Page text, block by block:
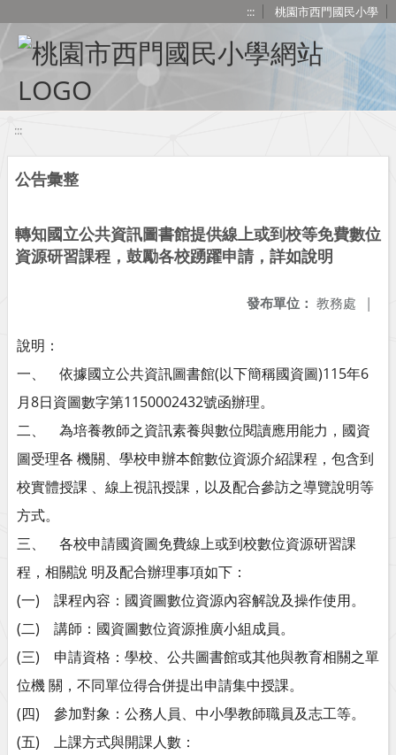
::: 桃園市西門國民小學
:::
公告彙整
轉知國立公共資訊圖書館提供線上或到校等免費數位
資源研習課程，鼓勵各校踴躍申請，詳如說明
發布單位： 教務處 |
說明：
一、 依據國立公共資訊圖書館(以下簡稱國資圖)115年6
月8日資圖數字第1150002432號函辦理。
二、 為培養教師之資訊素養與數位閱讀應用能力，國資
圖受理各 機關、學校申辦本館數位資源介紹課程，包含到
校實體授課 、線上視訊授課，以及配合參訪之導覽說明等
方式。
三、 各校申請國資圖免費線上或到校數位資源研習課
程，相關說 明及配合辦理事項如下：
(一) 課程內容：國資圖數位資源內容解說及操作使用。
(二) 講師：國資圖數位資源推廣小組成員。
(三) 申請資格：學校、公共圖書館或其他與教育相關之單
位機 關，不同單位得合併提出申請集中授課。
(四) 參加對象：公務人員、中小學教師職員及志工等。
(五) 上課方式與開課人數：